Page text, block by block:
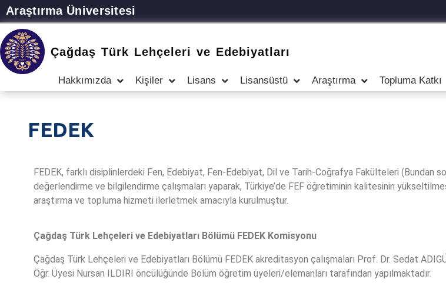
Araştırma Üniversitesi
Çağdaş Türk Lehçeleri ve Edebiyatları
Hakkımızda Kişiler Lisans Lisansüstü Araştırma Topluma Katkı
FEDEK
FEDEK, farklı disiplinlerdeki Fen, Edebiyat, Fen-Edebiyat, Dil ve Tarih-Coğrafya Fakülteleri (Bundan
değerlendirme ve bilgilendirme çalışmaları yaparak, Türkiye’de FEF öğretiminin kalitesinin
araştırma ve topluma hizmeti ilerletmek amacıyla kurulmuştur.
Çağdaş Türk Lehçeleri ve Edebiyatları Bölümü FEDEK Komisyonu
Çağdaş Türk Lehçeleri ve Edebiyatları Bölümü FEDEK akreditasyon çalışmaları Prof. Dr. Sedat
Öğr. Üyesi Nursan ILDIRI öncülüğünde Bölüm öğretim üyeleri/elemanları tarafından yapılmaktadır.